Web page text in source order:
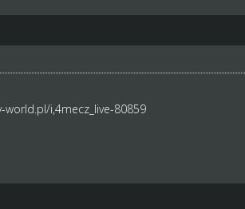
i,4mecz_live-80859